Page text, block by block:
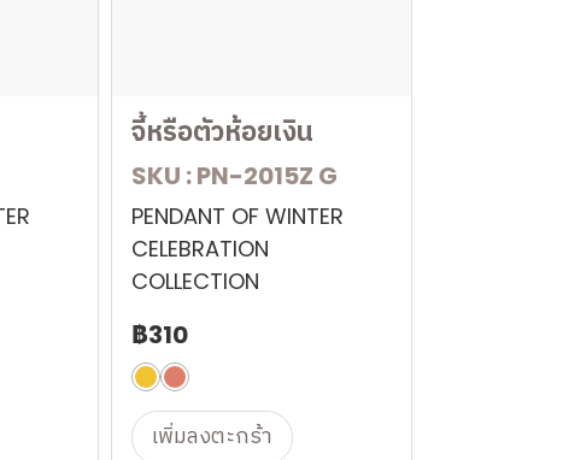
จี้หรือตัวห้อยเงิน
SKU : PN-2015Z G
PENDANT OF WINTER
CELEBRATION
COLLECTION
฿310
เพิ่มลงตะกร้า